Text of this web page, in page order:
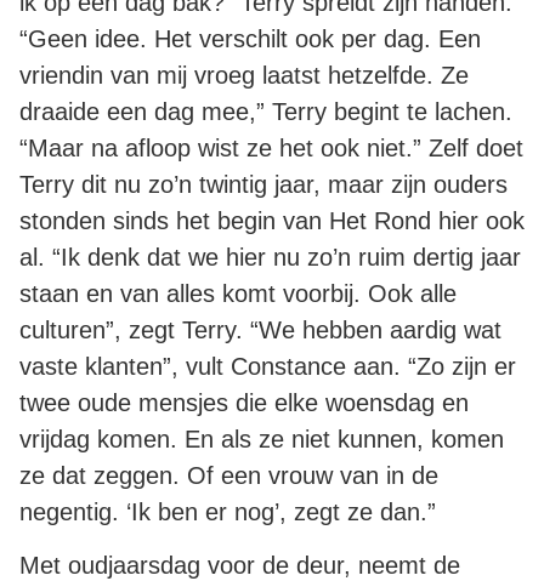
“Geen idee. Het verschilt ook per dag. Een
vriendin van mij vroeg laatst hetzelfde. Ze
draaide een dag mee,” Terry begint te lachen.
“Maar na afloop wist ze het ook niet.” Zelf doet
Terry dit nu zo’n twintig jaar, maar zijn ouders
stonden sinds het begin van Het Rond hier ook
al. “Ik denk dat we hier nu zo’n ruim dertig jaar
staan en van alles komt voorbij. Ook alle
culturen”, zegt Terry. “We hebben aardig wat
vaste klanten”, vult Constance aan. “Zo zijn er
twee oude mensjes die elke woensdag en
vrijdag komen. En als ze niet kunnen, komen
ze dat zeggen. Of een vrouw van in de
negentig. ‘Ik ben er nog’, zegt ze dan.”
Met oudjaarsdag voor de deur, neemt de